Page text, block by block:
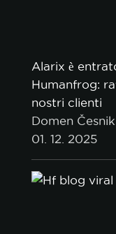
Alarix è
Humanfrog:
nostri clienti
Domen Česnik
01. 12. 2025
ACCETTA
ACCETTA